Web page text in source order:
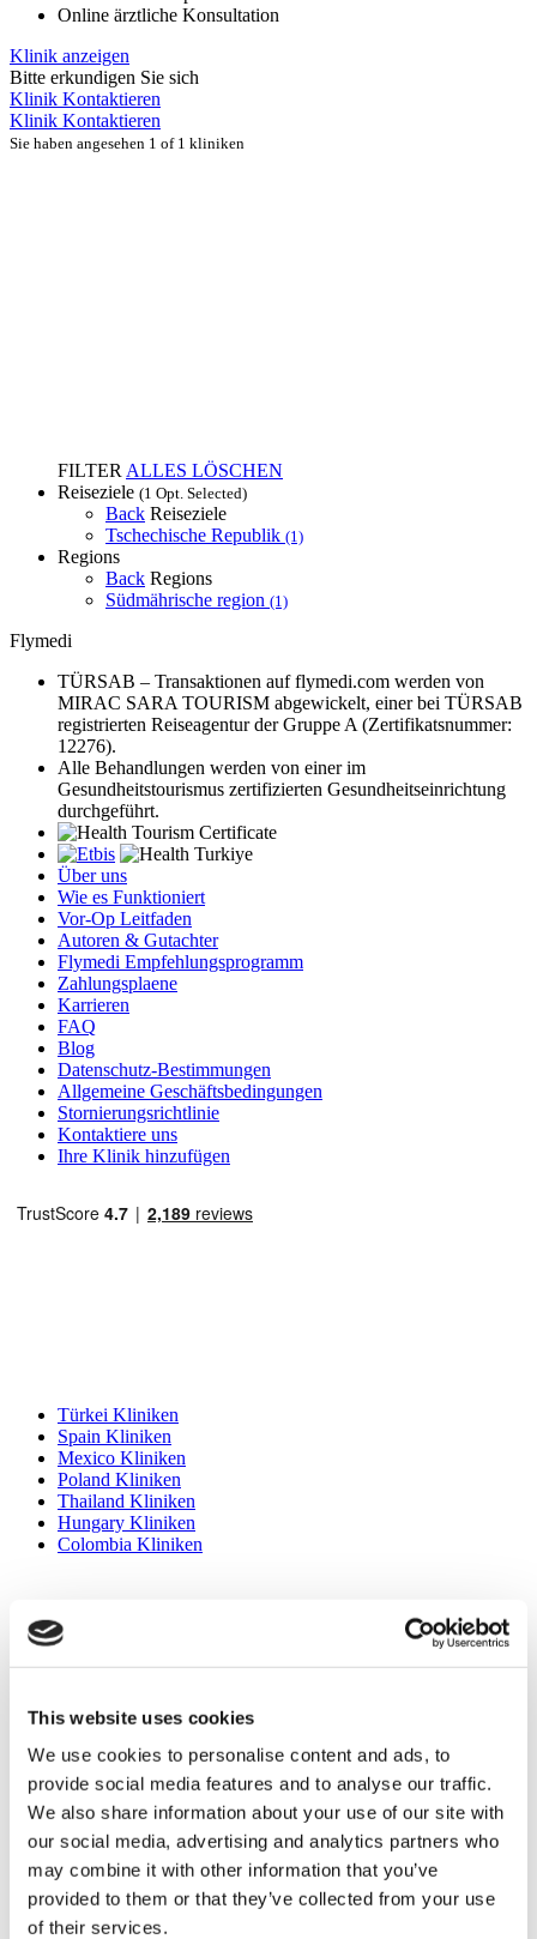
This website uses cookies
We use cookies to personalise content and ads, to
provide social media features and to analyse our traffic.
We also share information about your use of our site with
our social media, advertising and analytics partners who
may combine it with other information that you’ve
provided to them or that they’ve collected from your use
of their services.
Online ärztliche Konsultation
Klinik anzeigen
Bitte erkundigen Sie sich
Klinik Kontaktieren
Klinik Kontaktieren
Sie haben angesehen 1 of 1 kliniken
FILTER ALLES LÖSCHEN
Reiseziele (1 Opt. Selected)
Back Reiseziele
Tschechische Republik (1)
Regions
Back Regions
Südmährische region (1)
Flymedi
TÜRSAB – Transaktionen auf flymedi.com werden von
MIRAC SARA TOURISM abgewickelt, einer bei TÜRSAB
registrierten Reiseagentur der Gruppe A (Zertifikatsnummer:
12276).
Alle Behandlungen werden von einer im
Gesundheitstourismus zertifizierten Gesundheitseinrichtung
durchgeführt.
Über uns
Wie es Funktioniert
Vor-Op Leitfaden
Autoren & Gutachter
Flymedi Empfehlungsprogramm
Zahlungsplaene
Karrieren
FAQ
Blog
Datenschutz-Bestimmungen
Allgemeine Geschäftsbedingungen
Stornierungsrichtlinie
Kontaktiere uns
Ihre Klinik hinzufügen
Türkei Kliniken
Spain Kliniken
Mexico Kliniken
Poland Kliniken
Thailand Kliniken
Hungary Kliniken
Colombia Kliniken
Gastric Sleeve Türkei
Nasenkorrektur Türkei
Brustimplantate Türkei
Gynäkomastie Türkei
Zahnimplantat Türkei
Veneers Türkei
Zahnkronen Türkei
Fettabsaugung Türkei
Bariatrische Chirurgie Türkei
Magenbypass Türkei
Zahnmedizin Türkei
Brazilian Butt Lift Türkei
Haartransplantation Türkei
Plastische Chirurgie Türkei